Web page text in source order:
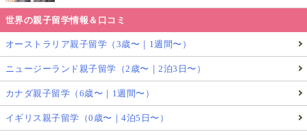
世界の親子留学情報＆口コミ
オーストラリア親子留学（3歳〜｜1週間〜）
ニュージーランド親子留学（2歳〜｜2泊3日〜）
カナダ親子留学（6歳〜｜1週間〜）
イギリス親子留学（0歳〜｜4泊5日〜）